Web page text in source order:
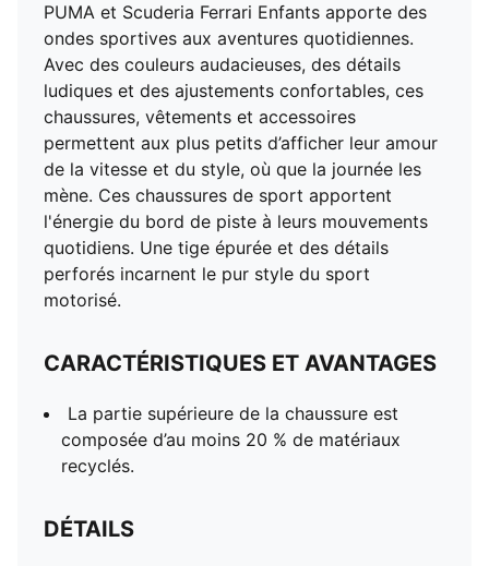
PUMA et Scuderia Ferrari Enfants apporte des
ondes sportives aux aventures quotidiennes.
Avec des couleurs audacieuses, des détails
ludiques et des ajustements confortables, ces
chaussures, vêtements et accessoires
permettent aux plus petits d’afficher leur amour
de la vitesse et du style, où que la journée les
mène. Ces chaussures de sport apportent
l'énergie du bord de piste à leurs mouvements
quotidiens. Une tige épurée et des détails
perforés incarnent le pur style du sport
motorisé.
CARACTÉRISTIQUES ET AVANTAGES
La partie supérieure de la chaussure est
composée d’au moins 20 % de matériaux
recyclés.
DÉTAILS